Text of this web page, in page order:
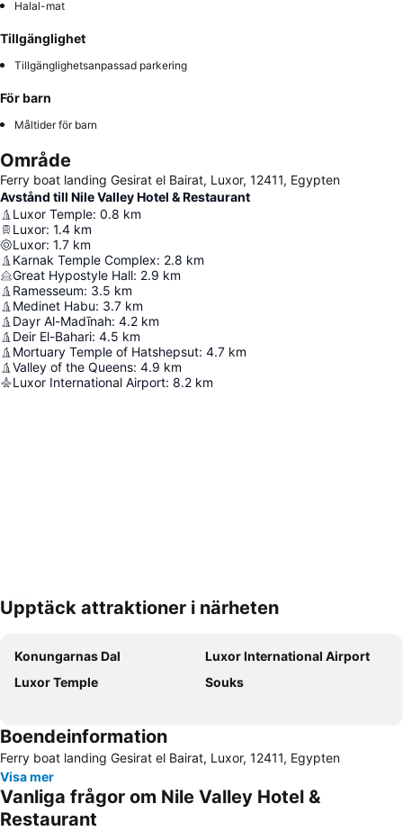
Halal-mat
Tillgänglighet
Tillgänglighetsanpassad parkering
För barn
Måltider för barn
Område
Ferry boat landing Gesirat el Bairat, Luxor, 12411, Egypten
Avstånd till Nile Valley Hotel & Restaurant
Luxor Temple: 0.8 km
Luxor: 1.4 km
Luxor: 1.7 km
Karnak Temple Complex: 2.8 km
Great Hypostyle Hall: 2.9 km
Ramesseum: 3.5 km
Medinet Habu: 3.7 km
Dayr Al-Madīnah: 4.2 km
Deir El-Bahari: 4.5 km
Mortuary Temple of Hatshepsut: 4.7 km
Valley of the Queens: 4.9 km
Luxor International Airport: 8.2 km
Förstora kartan
Upptäck attraktioner i närheten
Konungarnas Dal
Luxor International Airport
Luxor Temple
Souks
Boendeinformation
Ferry boat landing Gesirat el Bairat, Luxor, 12411, Egypten
Visa mer
Vanliga frågor om Nile Valley Hotel &
Restaurant